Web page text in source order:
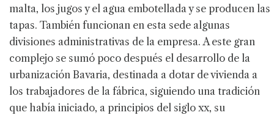
malta, los jugos y el agua embotellada y se producen las
tapas. También funcionan en esta sede algunas
divisiones administrativas de la empresa. A este gran
complejo se sumó poco después el desarrollo de la
urbanización Bavaria, destinada a dotar de vivienda a
los trabajadores de la fábrica, siguiendo una tradición
que había iniciado, a principios del siglo xx, su